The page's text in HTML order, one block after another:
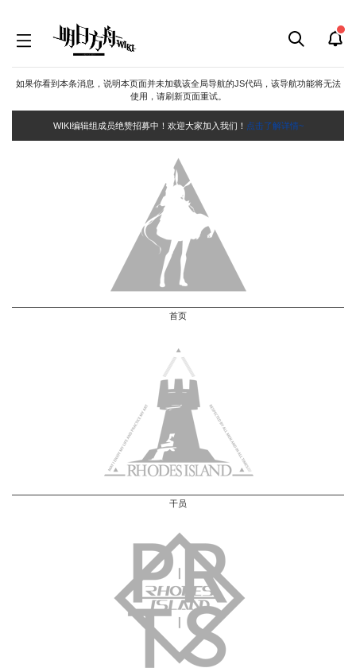
如果你看到本条消息，说明本页面并未加载该全局导航的JS代码，该导航功能将无法
使用，请刷新页面重试。
WIKI编辑组成员绝赞招募中！欢迎大家加入我们！ 点击了解详情~
首页
干员